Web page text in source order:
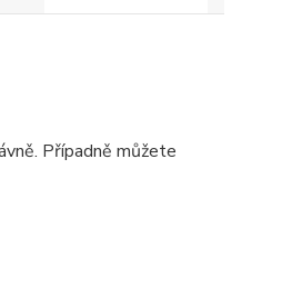
Případně můžete